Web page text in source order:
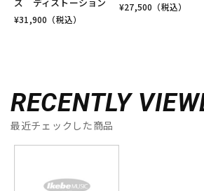
¥31,900 （税込）
¥27,500 （税込）
RECENTLY
最近チェックした商品